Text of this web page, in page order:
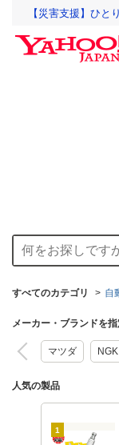
【災害支援】ひと
すべてのカテゴリ 自
メーカー・ブランドを
マツダ NGK
人気の製品
1